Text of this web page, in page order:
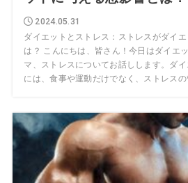
2024.05.31
ダイエットとストレス：ストレスがダイ
は？ こんにちは、皆さん！今日はダイエ
マ、ストレスについてお話しします。ダ
には、食事や運動だけでなく、ストレスの